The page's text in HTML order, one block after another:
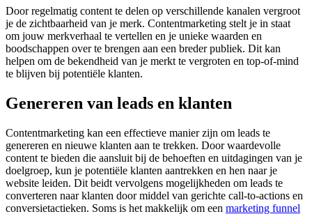
Door regelmatig content te delen op verschillende kanalen vergroot
je de zichtbaarheid van je merk. Contentmarketing stelt je in staat
om jouw merkverhaal te vertellen en je unieke waarden en
boodschappen over te brengen aan een breder publiek. Dit kan
helpen om de bekendheid van je merkt te vergroten en top-of-mind
te blijven bij potentiële klanten.
Genereren van leads en klanten
Contentmarketing kan een effectieve manier zijn om leads te
genereren en nieuwe klanten aan te trekken. Door waardevolle
content te bieden die aansluit bij de behoeften en uitdagingen van je
doelgroep, kun je potentiële klanten aantrekken en hen naar je
website leiden. Dit beidt vervolgens mogelijkheden om leads te
converteren naar klanten door middel van gerichte call-to-actions en
conversietactieken. Soms is het makkelijk om een marketing funnel